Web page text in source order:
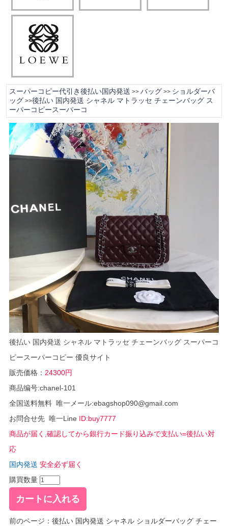
スーパーコピー代引き後払い国内発送 >> バッグ >> ショルダーバ
ッグ >>後払い 国内発送 シャネル マトラッセ チェーンバッグ ス
ーパーコピースーパーコ
後払い 国内発送 シャネル マトラッセ チェーンバッグ スーパーコ
ピースーパーコピー 優良サイト
販売価格： 24300円
商品编号:chanel-101
全国送料無料 唯一メール:ebagshop090@gmail.com
お問合せ先 唯一Line ID:buy7777
商品が届く,確認してから銀行カード振り込みで支払い=後払い対
応
国内発送 安全必ず届く
購買数量
前のページ： 後払い 国内発送 シャネル ショルダーバッグ チェー